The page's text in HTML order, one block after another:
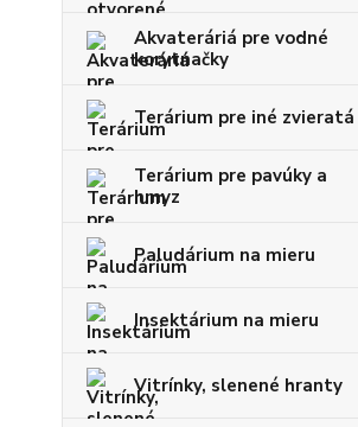
Akvateráriá pre vodné
korytnačky
Terárium pre iné zvieratá
Terárium pre pavúky a
hmyz
Paludárium na mieru
Insektárium na mieru
Vitrínky, slenené hranty